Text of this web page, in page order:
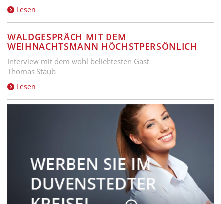
Lesen
WALDGESPRÄCH MIT DEM
WEIHNACHTSMANN HÖCHSTPERSÖNLICH
Interview mit dem wohl beliebtesten Gast
Thomas Staub
Lesen